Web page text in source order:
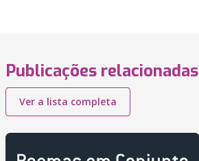
Publicações relacionadas
Ver a lista completa